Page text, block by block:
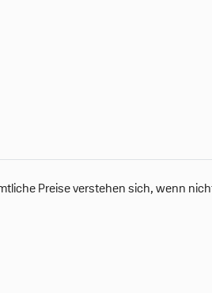
Preise verstehen sich, wenn